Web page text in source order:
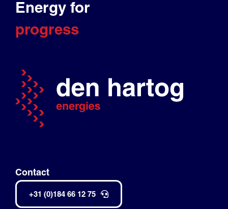
Energy for
progress
Contact
+31 (0)184 66 12 75